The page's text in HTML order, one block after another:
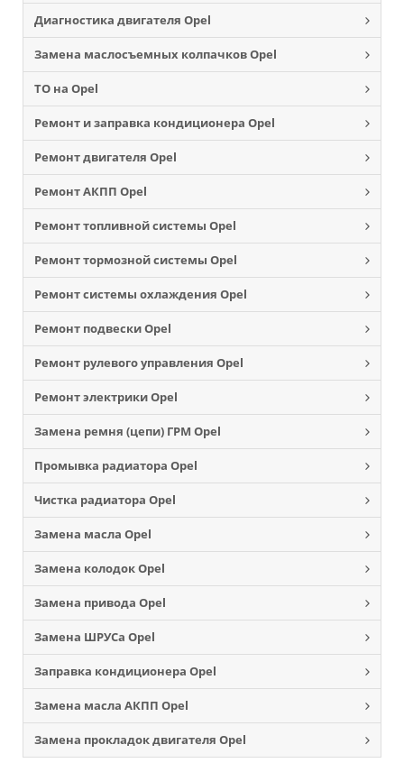
Диагностика двигателя Opel
Замена маслосъемных колпачков Opel
ТО на Opel
Ремонт и заправка кондиционера Opel
Ремонт двигателя Opel
Ремонт АКПП Opel
Ремонт топливной системы Opel
Ремонт тормозной системы Opel
Ремонт системы охлаждения Opel
Ремонт подвески Opel
Ремонт рулевого управления Opel
Ремонт электрики Opel
Замена ремня (цепи) ГРМ Opel
Промывка радиатора Opel
Чистка радиатора Opel
Замена масла Opel
Замена колодок Opel
Замена привода Opel
Замена ШРУСа Opel
Заправка кондиционера Opel
Замена масла АКПП Opel
Замена прокладок двигателя Opel